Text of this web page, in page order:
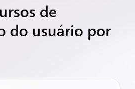
de
do usuário por